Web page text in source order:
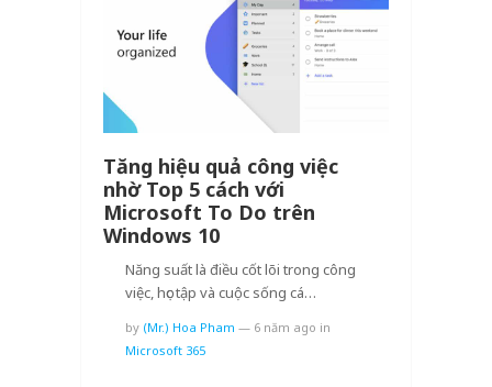
Tăng hiệu quả công việc
nhờ Top 5 cách với
Microsoft To Do trên
Windows 10
Năng suất là điều cốt lõi trong công
việc, học tập và cuộc sống cá…
by (Mr.) Hoa Pham — 6 năm ago in
Microsoft 365